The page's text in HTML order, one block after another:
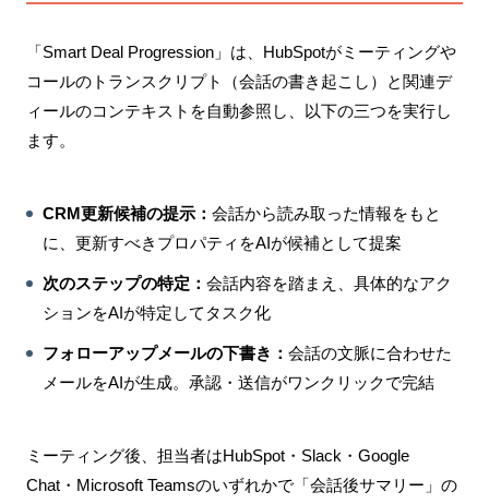
「Smart Deal Progression」は、HubSpotがミーティングや
コールのトランスクリプト（会話の書き起こし）と関連デ
ィールのコンテキストを自動参照し、以下の三つを実行し
ます。
CRM更新候補の提示： 会話から読み取った情報をもと
に、更新すべきプロパティをAIが候補として提案
次のステップの特定： 会話内容を踏まえ、具体的なアク
ションをAIが特定してタスク化
フォローアップメールの下書き： 会話の文脈に合わせた
メールをAIが生成。承認・送信がワンクリックで完結
ミーティング後、担当者はHubSpot・Slack・Google
Chat・Microsoft Teamsのいずれかで「会話後サマリー」の